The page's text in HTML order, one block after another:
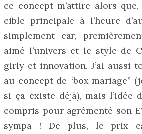
ce concept m’attire alors
cible principale à l’heure
simplement car,
aimé l’univers et le style de
girly et innovation. J’ai aussi
au concept de “box mariage”
si ça existe déjà), mais l’idée
compris pour agrémenté son
sympa ! De plus, le prix